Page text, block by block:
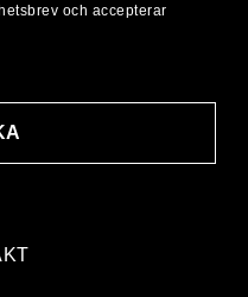
och accepterar